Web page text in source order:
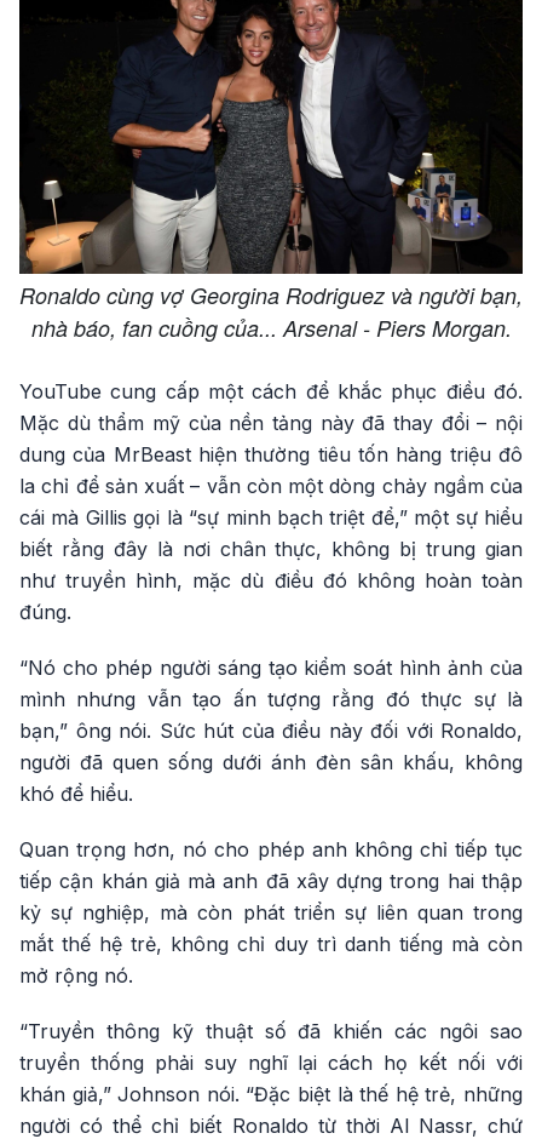
Ronaldo cùng vợ Georgina Rodriguez và người bạn,
nhà báo, fan cuồng của... Arsenal - Piers Morgan.
YouTube cung cấp một cách để khắc phục điều đó.
Mặc dù thẩm mỹ của nền tảng này đã thay đổi – nội
dung của MrBeast hiện thường tiêu tốn hàng triệu đô
la chỉ để sản xuất – vẫn còn một dòng chảy ngầm của
cái mà Gillis gọi là “sự minh bạch triệt để,” một sự hiểu
biết rằng đây là nơi chân thực, không bị trung gian
như truyền hình, mặc dù điều đó không hoàn toàn
đúng.
“Nó cho phép người sáng tạo kiểm soát hình ảnh của
mình nhưng vẫn tạo ấn tượng rằng đó thực sự là
bạn,” ông nói. Sức hút của điều này đối với Ronaldo,
người đã quen sống dưới ánh đèn sân khấu, không
khó để hiểu.
Quan trọng hơn, nó cho phép anh không chỉ tiếp tục
tiếp cận khán giả mà anh đã xây dựng trong hai thập
kỷ sự nghiệp, mà còn phát triển sự liên quan trong
mắt thế hệ trẻ, không chỉ duy trì danh tiếng mà còn
mở rộng nó.
“Truyền thông kỹ thuật số đã khiến các ngôi sao
truyền thống phải suy nghĩ lại cách họ kết nối với
khán giả,” Johnson nói. “Đặc biệt là thế hệ trẻ, những
người có thể chỉ biết Ronaldo từ thời Al Nassr, chứ